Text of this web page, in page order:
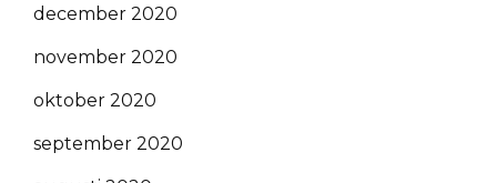
december 2020
november 2020
oktober 2020
september 2020